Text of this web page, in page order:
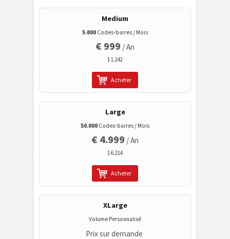
Codes ISBN
Cartes de visite
Codes calendrier
Wi-Fi codes barres
Medium
5.000 Codes-barres / Mois
€ 999 / An
$ 1.242
Acheter
Large
50.000 Codes-barres / Mois
€ 4.999 / An
$ 6.214
Acheter
XLarge
Volume Personnalisé
Prix sur demande